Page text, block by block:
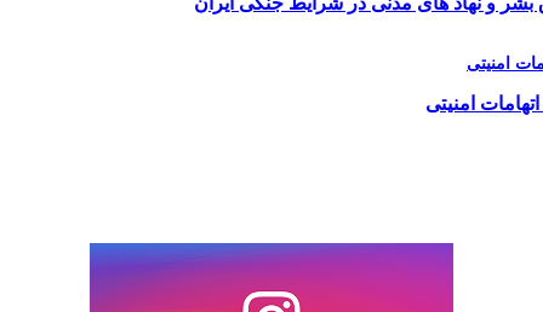
امنیتی